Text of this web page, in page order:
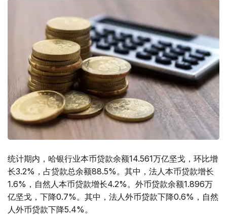
统计期内，哈银行业本币贷款余额14.561万亿坚戈，环比增
长3.2%，占贷款总余额88.5%。其中，法人本币贷款增长
1.6%，自然人本币贷款增长4.2%。外币贷款余额1.896万
亿坚戈，下降0.7%。其中，法人外币贷款下降0.6%，自然
人外币贷款下降5.4%。